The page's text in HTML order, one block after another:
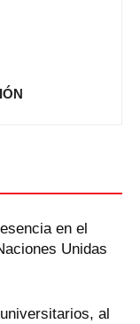
en el
Unidas
al